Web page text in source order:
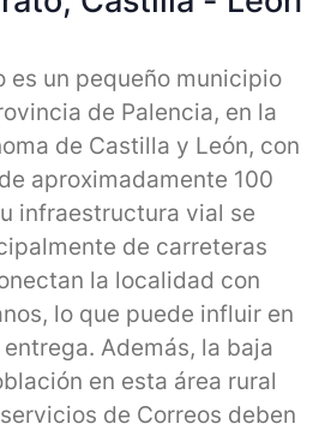
es un pequeño municipio
de Palencia, en la
de Castilla y León, con
aproximadamente 100
infraestructura vial se
de carreteras
la localidad con
lo que puede influir en
Además, la baja
en esta área rural
de Correos deben